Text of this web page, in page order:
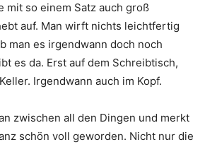
mit so einem Satz auch groß
auf. Man wirft nichts leichtfertig
man es irgendwann doch noch
es da. Erst auf dem Schreibtisch,
Irgendwann auch im Kopf.
zwischen all den Dingen und merkt
schön voll geworden. Nicht nur die